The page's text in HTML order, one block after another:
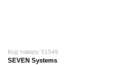
Код товару: 51549
SEVEN Systems